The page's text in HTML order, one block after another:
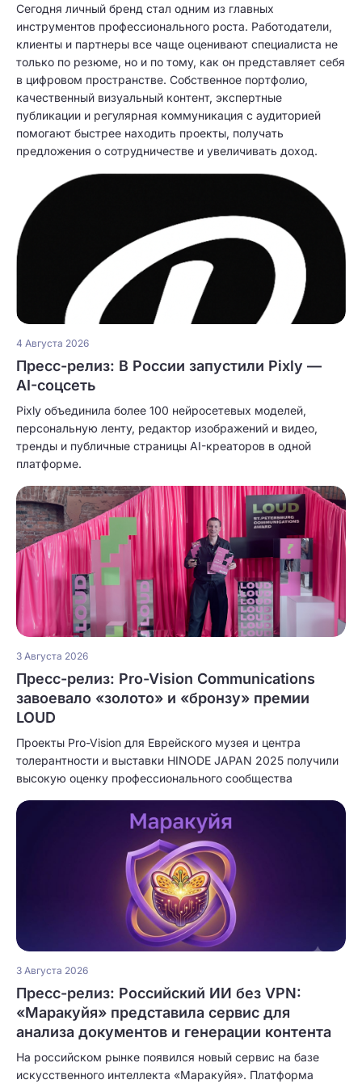
Сегодня личный бренд стал одним из главных
инструментов профессионального роста. Работодатели,
клиенты и партнеры все чаще оценивают специалиста не
только по резюме, но и по тому, как он представляет себя
в цифровом пространстве. Собственное портфолио,
качественный визуальный контент, экспертные
публикации и регулярная коммуникация с аудиторией
помогают быстрее находить проекты, получать
предложения о сотрудничестве и увеличивать доход.
4 Августа 2026
Пресс-релиз: В России запустили Pixly —
AI-соцсеть
Pixly объединила более 100 нейросетевых моделей,
персональную ленту, редактор изображений и видео,
тренды и публичные страницы AI-креаторов в одной
платформе.
3 Августа 2026
Пресс-релиз: Pro-Vision Communications
завоевало «золото» и «бронзу» премии
LOUD
Проекты Pro-Vision для Еврейского музея и центра
толерантности и выставки HINODE JAPAN 2025 получили
высокую оценку профессионального сообщества
3 Августа 2026
Пресс-релиз: Российский ИИ без VPN:
«Маракуйя» представила сервис для
анализа документов и генерации контента
На российском рынке появился новый сервис на базе
искусственного интеллекта «Маракуйя». Платформа